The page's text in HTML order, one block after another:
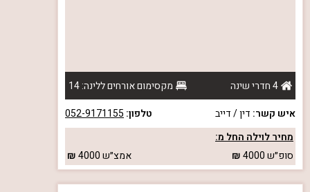
4 חדרי שינה
מקסימום אורחים ללינה: 14
איש קשר: דין / דייב טלפון: 052-9171155
מחיר לוילה החל מ:
סופ״ש4000 אמצ״ש4000